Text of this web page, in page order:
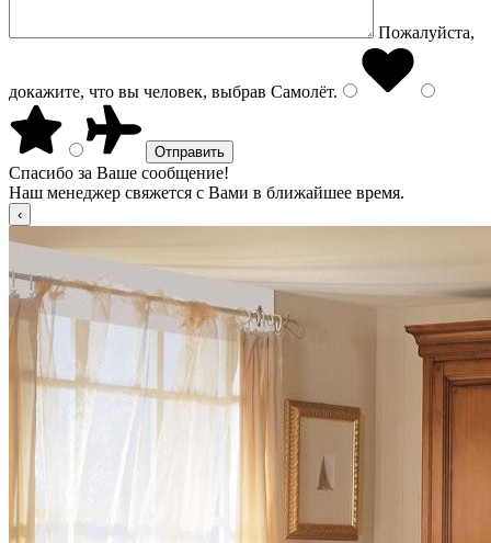
Пожалуйста,
докажите, что вы человек, выбрав Самолёт.
Спасибо за Ваше сообщение!
Наш менеджер свяжется с Вами в ближайшее время.